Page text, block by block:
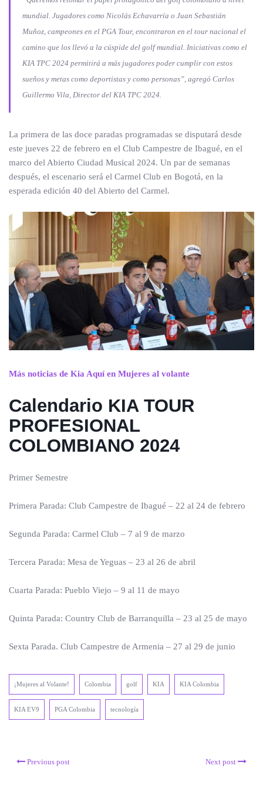
mundial. Jugadores como Nicolás Echavarría o Juan Sebastián
Muñoz, campeones en el PGA Tour, encontraron en el tour nacional el
camino que los llevó a la cúspide del golf mundial. Iniciativas como el
KIA TPC 2024 permitirá a más jugadores poder cumplir con estos
sueños y metas como deportistas y como personas”, agregó Carlos
Guillermo Vila, Director del KIA TPC 2024.
La primera de las doce paradas programadas se disputará desde
este jueves 22 de febrero en el Club Campestre de Ibagué, en el
marco del Abierto Ciudad Musical 2024. Un par de semanas
después, el escenario será el Carmel Club en Bogotá, en la
esperada edición 40 del Abierto del Carmel.
Más noticias de Kia Aquí en Mujeres al volante
Calendario KIA TOUR
PROFESIONAL
COLOMBIANO 2024
Primer Semestre
Primera Parada: Club Campestre de Ibagué – 22 al 24 de febrero
Segunda Parada: Carmel Club – 7 al 9 de marzo
Tercera Parada: Mesa de Yeguas – 23 al 26 de abril
Cuarta Parada: Pueblo Viejo – 9 al 11 de mayo
Quinta Parada: Country Club de Barranquilla – 23 al 25 de mayo
Sexta Parada. Club Campestre de Armenia – 27 al 29 de junio
¡Mujeres al Volante! Colombia golf KIA KIA Colombia
KIA EV9 PGA Colombia tecnología
Previous post Next post